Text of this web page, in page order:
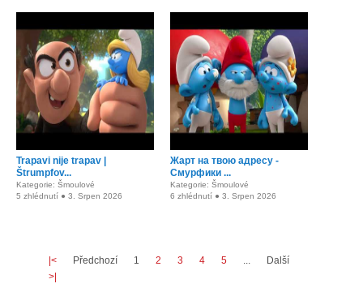
Trapavi nije trapav |
Štrumpfov...
Kategorie: Šmoulové
5 zhlédnutí ● 3. Srpen 2026
Жарт на твою адресу -
Смурфики ...
Kategorie: Šmoulové
6 zhlédnutí ● 3. Srpen 2026
|< Předchozí 1 2 3 4 5 ...
Další
>|